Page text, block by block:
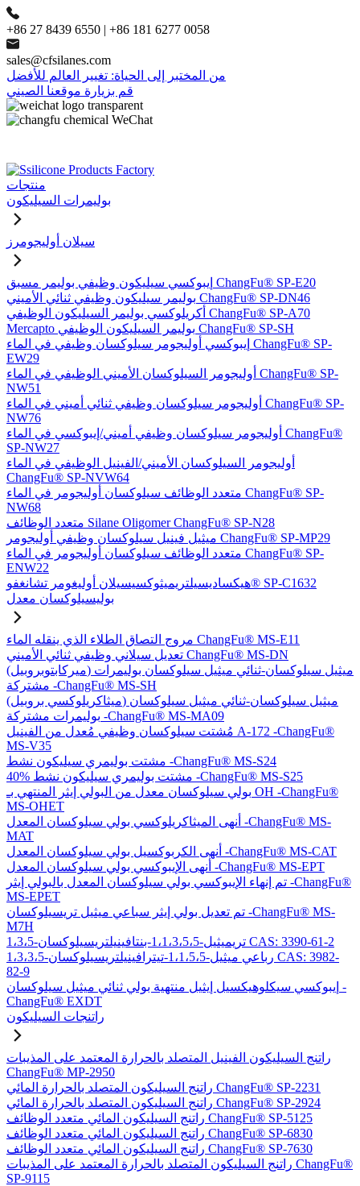
+86 27 8439 6550 | +86 181 6277 0058
sales@cfsilanes.com
من المختبر إلى الحياة: تغيير العالم للأفضل
قم بزيارة موقعنا الصيني
منتجات
بوليمرات السيليكون
سيلان أوليجومرز
إيبوكسي سيليكون وظيفي بوليمر مسبق ChangFu® SP-E20
بوليمر سيليكون وظيفي ثنائي الأميني ChangFu® SP-DN46
أكريلوكسي بوليمر السيليكون الوظيفي ChangFu® SP-A70
Mercapto بوليمر السيليكون الوظيفي ChangFu® SP-SH
إيبوكسي أوليجومر سيلوكسان وظيفي في الماء ChangFu® SP-
EW29
أوليجومر السيلوكسان الأميني الوظيفي في الماء ChangFu® SP-
NW51
أوليجومر سيلوكسان وظيفي ثنائي أميني في الماء ChangFu® SP-
NW76
أوليجومر سيلوكسان وظيفي أميني/إيبوكسي في الماء ChangFu®
SP-NW27
أوليجومر السيلوكسان الأميني/الفينيل الوظيفي في الماء
ChangFu® SP-NVW64
متعدد الوظائف سيلوكسان أوليجومر في الماء ChangFu® SP-
NW68
متعدد الوظائف Silane Oligomer ChangFu® SP-N28
ميثيل فينيل سيلوكسان وظيفي أوليجومر ChangFu® SP-MP29
متعدد الوظائف سيلوكسان أوليجومر في الماء ChangFu® SP-
ENW22
هيكساديسيلتريميثوكسيسيلان أوليغومر تشانغفو® SP-C1632
بوليسيلوكسان معدل
مروج التصاق الطلاء الذي ينقله الماء ChangFu® MS-E11
تعديل سيلاني وظيفي ثنائي الأميني ChangFu® MS-DN
(ميركابتوبروبيل) ميثيل سيلوكسان-ثنائي ميثيل سيلوكسان بوليمرات
مشتركة -ChangFu® MS-SH
(ميثاكريلوكسي بروبيل) ميثيل سيلوكسان-ثنائي ميثيل سيلوكسان
بوليمرات مشتركة -ChangFu® MS-MA09
مُشتت سيلوكسان وظيفي مُعدل من الفينيل A-172 -ChangFu®
MS-V35
مشتت بوليمري سيليكون نشط -ChangFu® MS-S24
40% مشتت بوليمري سيليكون نشط -ChangFu® MS-S25
بولي سيلوكسان معدل من البولي إيثر المنتهي بـ OH -ChangFu®
MS-OHET
أنهى الميثاكريلوكسي بولي سيلوكسان المعدل -ChangFu® MS-
MAT
أنهى الكربوكسيل بولي سيلوكسان المعدل -ChangFu® MS-CAT
أنهى الإيبوكسي بولي سيلوكسان المعدل -ChangFu® MS-EPT
تم إنهاء الإيبوكسي بولي سيلوكسان المعدل بالبولي إيثر -ChangFu®
MS-EPET
تم تعديل بولي إيثر سباعي ميثيل تريسيلوكسان -ChangFu® MS-
M7H
1،3،5-تريميثيل-1،1،3،5،5-بنتافينيلتريسيلوكسان CAS: 3390-61-2
1،3،3،5-رباعي ميثيل-1،1،5،5-تيترافينيلتريسيلوكسان CAS: 3982-
82-9
إيبوكسي سيكلوهيكسيل إيثيل منتهية بولي ثنائي ميثيل سيلوكسان -
ChangFu® EXDT
راتنجات السيليكون
راتنج السيليكون الفينيل المتصلد بالحرارة المعتمد على المذيبات
ChangFu® MP-2950
راتنج السيليكون المتصلد بالحرارة المائي ChangFu® SP-2231
راتنج السيليكون المتصلد بالحرارة المائي ChangFu® SP-2924
راتنج السيليكون المائي متعدد الوظائف ChangFu® SP-5125
راتنج السيليكون المائي متعدد الوظائف ChangFu® SP-6830
راتنج السيليكون المائي متعدد الوظائف ChangFu® SP-7630
راتنج السيليكون المتصلد بالحرارة المعتمد على المذيبات ChangFu®
SP-9115